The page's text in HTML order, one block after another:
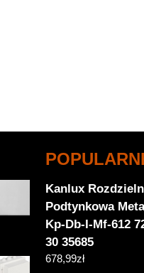
Kanlux
Podtynkowa
Kp-Db-I-Mf-612
30 35685
678,99zł